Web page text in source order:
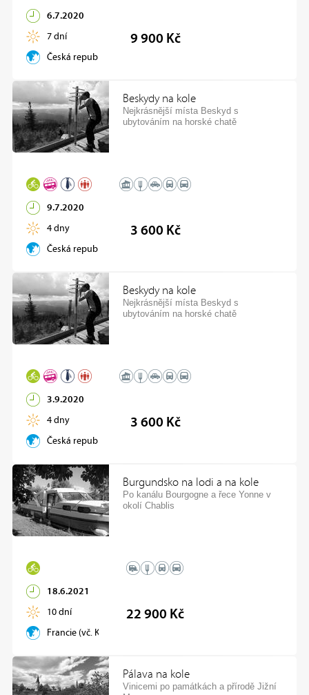
6.7.2020
7 dní
Česká republika
9 900 Kč
Beskydy na kole
Nejkrásnější místa Beskyd s
ubytováním na horské chatě
9.7.2020
4 dny
Česká republika
3 600 Kč
Beskydy na kole
Nejkrásnější místa Beskyd s
ubytováním na horské chatě
3.9.2020
4 dny
Česká republika
3 600 Kč
Burgundsko na lodi a na kole
Po kanálu Bourgogne a řece Yonne v
okolí Chablis
18.6.2021
10 dní
Francie (vč. Korsiky)
22 900 Kč
Pálava na kole
Vinicemi po památkách a přírodě Jižní